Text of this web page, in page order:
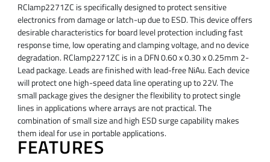
RClamp2271ZC is specifically designed to protect sensitive
electronics from damage or latch-up due to ESD. This device offers
desirable characteristics for board level protection including fast
response time, low operating and clamping voltage, and no device
degradation. RClamp2271ZC is in a DFN 0.60 x 0.30 x 0.25mm 2-
Lead package. Leads are finished with lead-free NiAu. Each device
will protect one high-speed data line operating up to 22V. The
small package gives the designer the flexibility to protect single
lines in applications where arrays are not practical. The
combination of small size and high ESD surge capability makes
them ideal for use in portable applications.
FEATURES